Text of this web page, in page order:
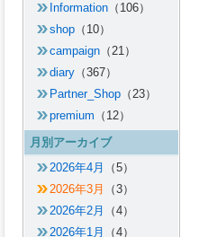
Information （106）
shop （10）
campaign （21）
diary （367）
Partner_Shop （23）
premium （12）
月別アーカイブ
2026年4月
（5）
2026年3月
（3）
2026年2月
（4）
2026年1月
（4）